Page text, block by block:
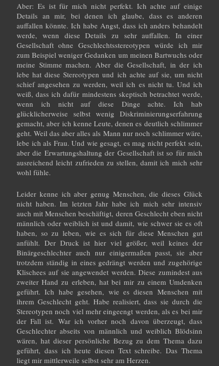
Aber: Es ist für mich nicht perfekt. Ich achte auf einige
Details an mir, bei denen ich glaube, dass es anderen
auffallen könnte. Ich habe Angst, dass ich anders behandelt
werde, wenn diese Details zu sehr auffallen. In einer
Gesellschaft ohne Geschlechtsstereotypen würde ich mir
zum Beispiel weniger Gedanken um meinen Bartwuchs oder
meine Stimme machen. Aber die Gesellschaft, in der ich
lebe hat diese Stereotypen und ich achte auf sie, um nicht
schief angesehen zu werden, weil ich es nicht tu. Und ich
weiß, dass ich dafür mindestens skeptisch betrachtet werde,
wenn ich nicht auf diese Dinge achte. Ich hab
glücklicherweise selbst wenig Diskriminierungserfahrung
gemacht, aber ich kenne Leute, denen es deutlich schlimmer
geht. Weil das aber alles als Mann nur noch schlimmer wäre,
lebe ich als Frau. Und wie gesagt, es mag nicht perfekt sein,
aber die Erwartungshaltung der Gesellschaft ist so für mich
ausreichend leicht zufrieden zu stellen, damit ich mich sehr
wohl fühle.
Leider kenne ich aber genug Menschen, die dieses Glück
nicht haben. Im letzten Jahr habe ich mich sehr intensiv
auch mit Menschen beschäftigt, deren Geschlecht eben nicht
männlich oder weiblich ist und damit, wie schwer sie es oft
haben, so zu leben, wie es sich für diese Menschen gut
anfühlt. Der Druck ist hier viel größer, weil keines der
Binärgeschlechter auch nur einigermaßen passt, sie aber
trotzdem ständig in eines gedrängt werden und zugehörige
Klischees auf sie angewendet werden. Diese zumindest aus
zweiter Hand zu erleben, hat bei mir zu einem Umdenken
geführt. Ich habe gesehen, wie es diesen Menschen mit
ihrem Geschlecht geht. Habe realisiert, dass sie durch die
Stereotypen noch viel mehr eingeengt werden, als es bei mir
der Fall ist. War ich vorher noch davon überzeugt, dass
Geschlechter abseits von männlich und weiblich Blödsinn
wären, hat dieser persönliche Bezug zu dem Thema dazu
geführt, dass ich heute diesen Text schreibe. Das Thema
liegt mir mittlerweile selbst sehr am Herzen.